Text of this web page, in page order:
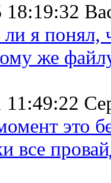
18:19:32
я понял,
же
11:49:22
это
все